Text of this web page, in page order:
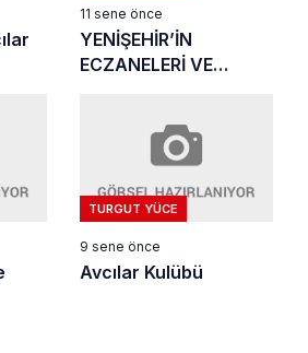
11 sene önce
YENİŞEHİR’İN
ECZANELERİ VE
TURGUT YÜCE
9 sene önce
Avcılar Kulübü